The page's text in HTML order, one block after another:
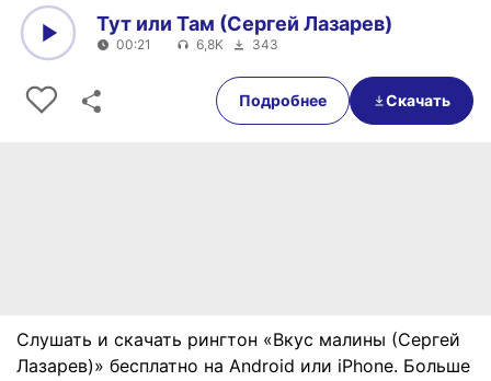
00:21
Тут или Там (Сергей Лазарев)
00:21 6,8K 343
Подробнее Скачать
Слушать и скачать рингтон «Вкус малины (Сергей
Лазарев)» бесплатно на Android или iPhone. Больше